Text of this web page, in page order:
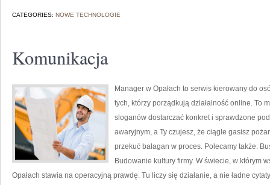
CATEGORIES: NOWE TECHNOLOGIE
Komunikacja
Manager w Opałach to serwis kierowany do
tych, którzy porządkują działalność online. To
sloganów dostarczać konkret i sprawdzone
awaryjnym, a Ty czujesz, że ciągle gasisz
przekuć bałagan w proces. Polecamy także:
Budowanie kultury firmy. W świecie, w którym
Opałach stawia na operacyjną prawdę. Tu liczy się działanie, a nie ładne